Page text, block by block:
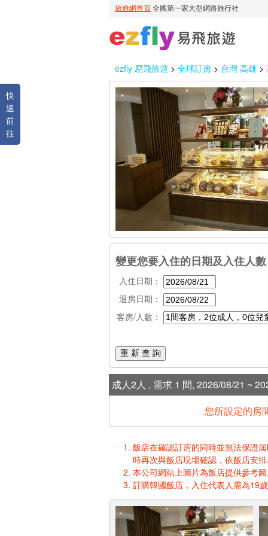
ezfly 易飛旅遊 > 全球訂房 > 台灣 高雄 >
快
速
前
往
變更您要入住的日期及入住人數
入住日期：
退房日期：
客房/人數：
重 新 查 詢
成人2人 , 需求 1 間, 2026/08/21 ~
您所設定的房
飯店在確認訂房的同時並無法保證
時再次與飯店現場確認，依飯店安
本公司網站上圖片為飯店提供參考
訂購韓國飯店，入住代表人需為19